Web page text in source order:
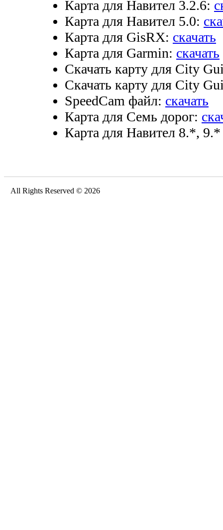
Карта для Навител 3.2.6:
Карта для Навител 5.0:
Карта для GisRX: скачать
Карта для Garmin: скачать
Скачать карту для City
Скачать карту для City
SpeedCam файл: скачать
Карта для Семь дорог:
Карта для Навител 8.*,
All Rights Reserved © 2026